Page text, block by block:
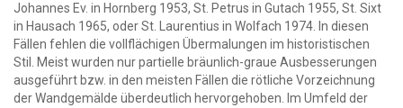
Johannes Ev. in Hornberg 1953, St. Petrus in Gutach 1955, St. Sixt
in Hausach 1965, oder St. Laurentius in Wolfach 1974. In diesen
Fällen fehlen die vollflächigen Übermalungen im historistischen
Stil. Meist wurden nur partielle bräunlich-graue Ausbesserungen
ausgeführt bzw. in den meisten Fällen die rötliche Vorzeichnung
der Wandgemälde überdeutlich hervorgehoben. Im Umfeld der